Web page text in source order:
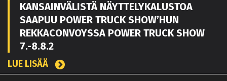
KANSAINVÄLISTÄ NÄYTTELYKALUSTOA
SAAPUU POWER TRUCK SHOW’HUN
REKKACONVOYSSA POWER TRUCK SHOW
7.-8.8.2
LUE LISÄÄ